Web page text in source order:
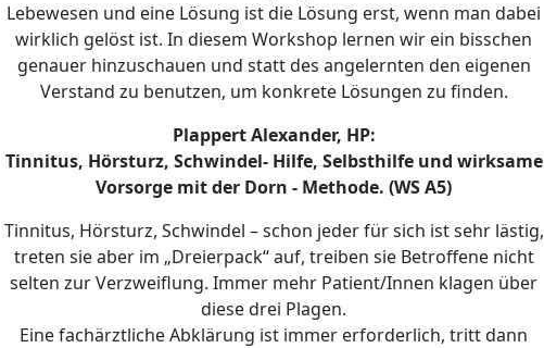
Lebewesen und eine Lösung ist die Lösung erst, wenn man dabei
wirklich gelöst ist. In diesem Workshop lernen wir ein bisschen
genauer hinzuschauen und statt des angelernten den eigenen
Verstand zu benutzen, um konkrete Lösungen zu finden.
Plappert Alexander, HP:
Tinnitus, Hörsturz, Schwindel- Hilfe, Selbsthilfe und wirksame
Vorsorge mit der Dorn - Methode. (WS A5)
Tinnitus, Hörsturz, Schwindel – schon jeder für sich ist sehr lästig,
treten sie aber im „Dreierpack“ auf, treiben sie Betroffene nicht
selten zur Verzweiflung. Immer mehr Patient/Innen klagen über
diese drei Plagen.
Eine fachärztliche Abklärung ist immer erforderlich, tritt dann